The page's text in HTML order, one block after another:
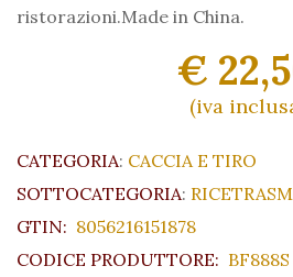
ristorazioni.Made in China.
€
(iva
CATEGORIA: CACCIA E TIRO
SOTTOCATEGORIA:
GTIN: 8056216151878
CODICE PRODUTTORE: BF888S